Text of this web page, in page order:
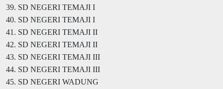
39. SD NEGERI TEMAJI I
40. SD NEGERI TEMAJI I
41. SD NEGERI TEMAJI II
42. SD NEGERI TEMAJI II
43. SD NEGERI TEMAJI III
44. SD NEGERI TEMAJI III
45. SD NEGERI WADUNG